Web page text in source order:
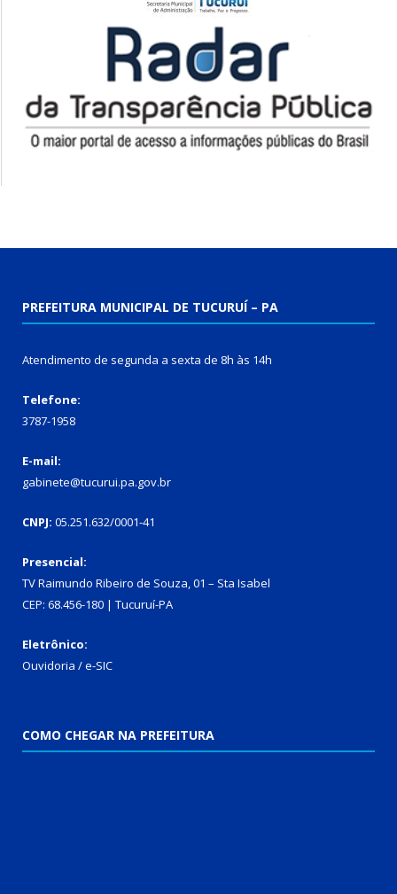
PREFEITURA MUNICIPAL DE TUCURUÍ – PA
Atendimento de segunda a sexta de 8h às 14h
Telefone:
3787-1958
E-mail:
gabinete@tucurui.pa.gov.br
CNPJ: 05.251.632/0001-41
Presencial:
TV Raimundo Ribeiro de Souza, 01 – Sta Isabel
CEP: 68.456-180 | Tucuruí-PA
Eletrônico:
Ouvidoria /e-SIC
COMO CHEGAR NA PREFEITURA